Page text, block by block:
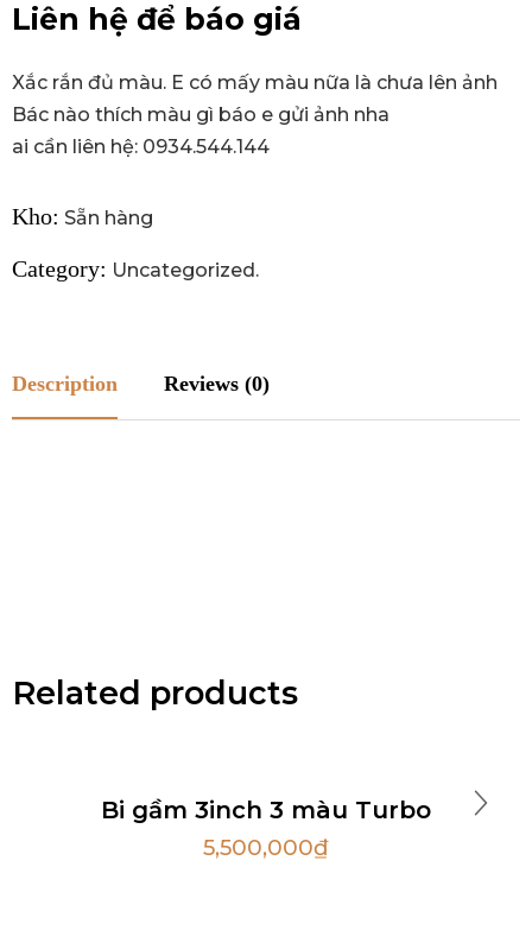
Liên hệ để báo giá
Xắc rắn đủ màu. E có mấy màu nữa là chưa lên ảnh
Bác nào thích màu gì báo e gửi ảnh nha
ai cần liên hệ: 0934.544.144
Kho: Sẵn hàng
Category: Uncategorized.
Description Reviews (0)
Related products
Bi gầm 3inch 3 màu Turbo
5,500,000₫